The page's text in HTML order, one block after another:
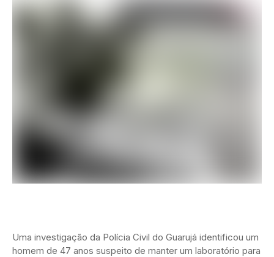
Uma investigação da Polícia Civil do Guarujá identificou um
homem de 47 anos suspeito de manter um laboratório para